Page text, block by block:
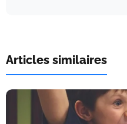
Articles similaires